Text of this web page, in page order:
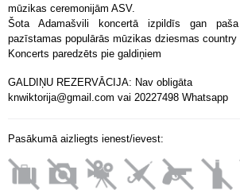
mūzikas ceremonijām ASV.
Šota Adamašvili koncertā izpildīs gan
pazīstamas populārās mūzikas dziesmas country
Koncerts paredzēts pie galdiņiem
GALDIŅU REZERVĀCIJA: Nav obligāta
knwiktorija@gmail.com vai 20227498 Whatsapp
Pasākumā aizliegts ienest/ievest: